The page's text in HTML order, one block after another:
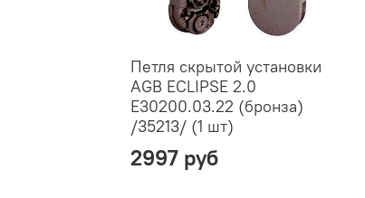
Петля скрытой установки
AGB ECLIPSE 2.0
E30200.03.22 (бронза)
/35213/ (1 шт)
2997 руб